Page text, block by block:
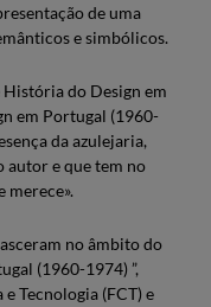
de uma
e simbólicos.
do Design em
em Portugal (1960-
da azulejaria,
autor e que tem no
merece».
no âmbito do
(1960-1974) ”,
Tecnologia (FCT) e